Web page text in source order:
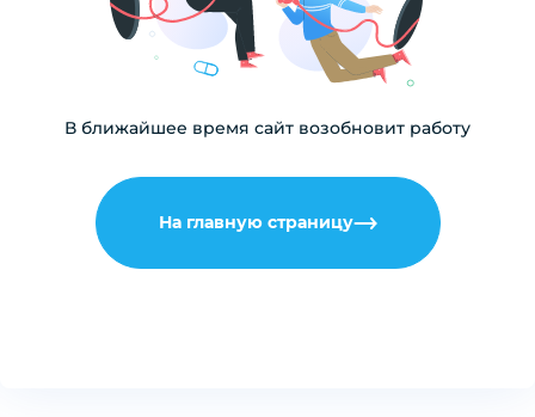
В ближайшее время сайт возобновит работу
На главную страницу